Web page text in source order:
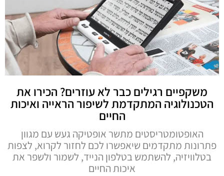
משקפיים רגילים כבר לא עוזרים? הכירו את
הטכנולוגיה המתקדמת לשיפור הראייה ואיכות
החיים
האופטומטריסטים מתשר אופטיקה געש עם מגוון
פתרונות מתקדמים שיאפשרו לכם לחזור לקרוא, לצפות
בטלוויזיה, להשתמש בטלפון הנייד, לשמור ולשפר את
איכות החיים